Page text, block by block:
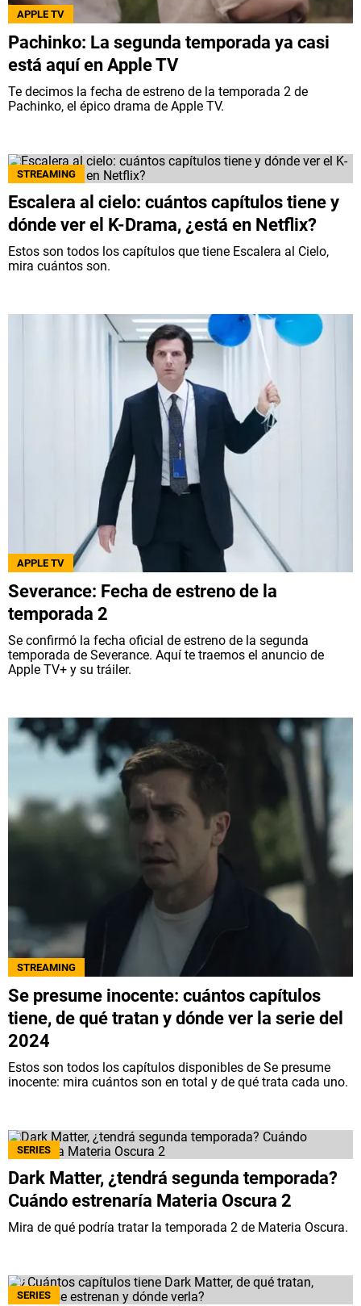
APPLE TV
Pachinko: La segunda temporada ya casi
está aquí en Apple TV
Te decimos la fecha de estreno de la temporada 2 de
Pachinko, el épico drama de Apple TV.
STREAMING
Escalera al cielo: cuántos capítulos tiene y
dónde ver el K-Drama, ¿está en Netflix?
Estos son todos los capítulos que tiene Escalera al Cielo,
mira cuántos son.
APPLE TV
Severance: Fecha de estreno de la
temporada 2
Se confirmó la fecha oficial de estreno de la segunda
temporada de Severance. Aquí te traemos el anuncio de
Apple TV+ y su tráiler.
STREAMING
Se presume inocente: cuántos capítulos
tiene, de qué tratan y dónde ver la serie del
2024
Estos son todos los capítulos disponibles de Se presume
inocente: mira cuántos son en total y de qué trata cada uno.
SERIES
Dark Matter, ¿tendrá segunda temporada?
Cuándo estrenaría Materia Oscura 2
Mira de qué podría tratar la temporada 2 de Materia Oscura.
SERIES